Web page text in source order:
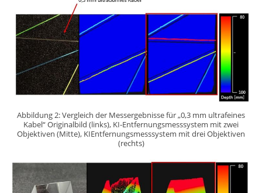
Abbildung 2: Vergleich der Messergebnisse für „0,3 mm ultrafeines
Kabel“ Originalbild (links), KI-Entfernungsmesssystem mit zwei
Objektiven (Mitte), KIEntfernungsmesssystem mit drei Objektiven
(rechts)